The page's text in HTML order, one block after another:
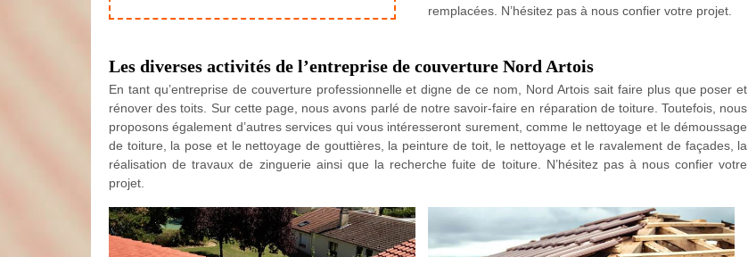
remplacées. N’hésitez pas à nous confier votre projet.
Les diverses activités de l’entreprise de couverture Nord Artois
En tant qu’entreprise de couverture professionnelle et digne de ce nom, Nord Artois sait faire plus que poser et
rénover des toits. Sur cette page, nous avons parlé de notre savoir-faire en réparation de toiture. Toutefois, nous
proposons également d’autres services qui vous intéresseront surement, comme le nettoyage et le démoussage
de toiture, la pose et le nettoyage de gouttières, la peinture de toit, le nettoyage et le ravalement de façades, la
réalisation de travaux de zinguerie ainsi que la recherche fuite de toiture. N’hésitez pas à nous confier votre
projet.